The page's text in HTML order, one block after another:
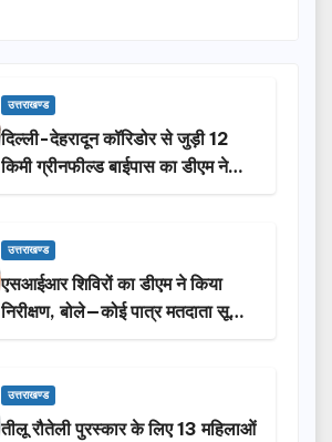
उत्तराखण्ड
दिल्ली-देहरादून कॉरिडोर से जुड़ी 12
किमी ग्रीनफील्ड बाईपास का डीएम ने
किया निरीक्षण…
उत्तराखण्ड
एसआईआर शिविरों का डीएम ने किया
निरीक्षण, बोले—कोई पात्र मतदाता सूची
से न छूटे…
उत्तराखण्ड
तीलू रौतेली पुरस्कार के लिए 13 महिलाओं